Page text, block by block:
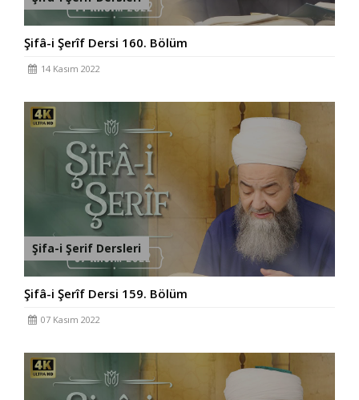
Şifâ-i Şerîf Dersi 160. Bölüm
14 Kasım 2022
Şifa-i Şerif Dersleri
Şifâ-i Şerîf Dersi 159. Bölüm
07 Kasım 2022